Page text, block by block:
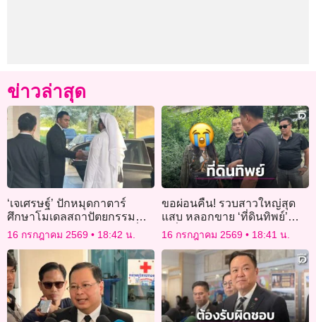
ข่าวล่าสุด
‘เจเศรษฐ์’ ปักหมุดกาตาร์
ศึกษาโมเดลสถาปัตยกรรม
ร่วมสมัย ยกระดับงานท้องถิ่น-
รุดเยี่ยมให้กำลังใจทีมสถานทูต
โดฮา
16 กรกฎาคม 2569 18:42 น.
ขอผ่อนคืน! รวบสาวใหญ่สุด
แสบ หลอกขาย ‘ที่ดินทิพย์’
เหยื่อสูญร่วม 10 ล้าน
16 กรกฎาคม 2569 18:41 น.